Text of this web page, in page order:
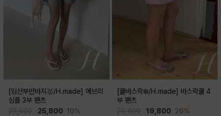
[임산부반바지🥇/H.made] 에브리
심플 3부 팬츠
25,800 10%
[쿨바스락❄️/H.made] 바스락쿨 4
부 팬츠
19,800 26%